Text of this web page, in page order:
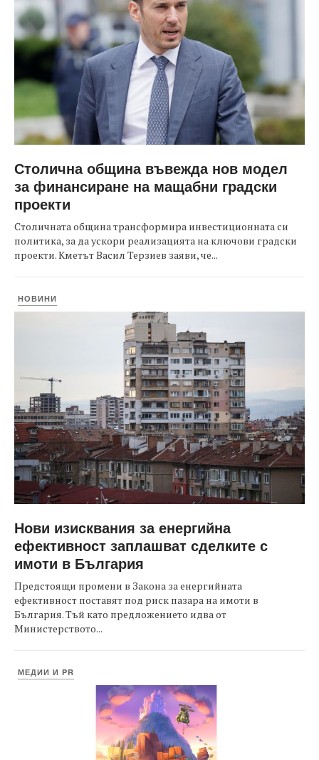
Столична община въвежда нов модел
за финансиране на мащабни градски
проекти
Столичната община трансформира инвестиционната си
политика, за да ускори реализацията на ключови градски
проекти. Кметът Васил Терзиев заяви, че...
НОВИНИ
Нови изисквания за енергийна
ефективност заплашват сделките с
имоти в България
Предстоящи промени в Закона за енергийната
ефективност поставят под риск пазара на имоти в
България. Тъй като предложението идва от
Министерството...
МЕДИИ И PR